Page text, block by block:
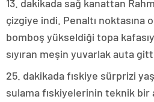
13. dakikada sağ kanattan
çizgiye indi. Penaltı noktasına
bomboş yükseldiği topa
sıyıran meşin yuvarlak auta
25. dakikada fıskiye sürprizi
sulama fıskiyelerinin teknik bir